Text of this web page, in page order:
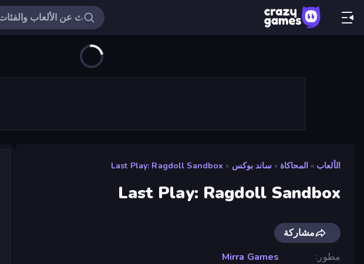
الألعاب » المحاكاة » ساند بوكس »
Last Play: Ragdoll Sandbox
Last Play: Ragdoll Sandbox
مشاركة
مطور
Mirra Games